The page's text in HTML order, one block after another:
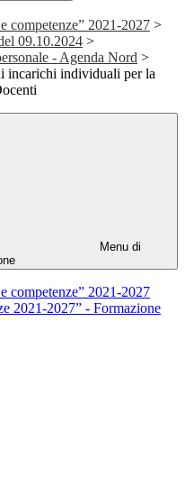
competenze” 2021-2027 >
09.10.2024 >
- Agenda Nord >
incarichi individuali per la
Menu di
competenze” 2021-2027
2021-2027” - Formazione